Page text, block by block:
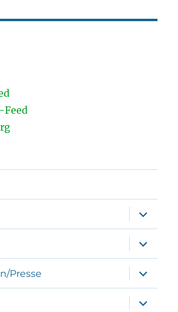
öffnen
öffnen
Presse
öffnen
öffnen